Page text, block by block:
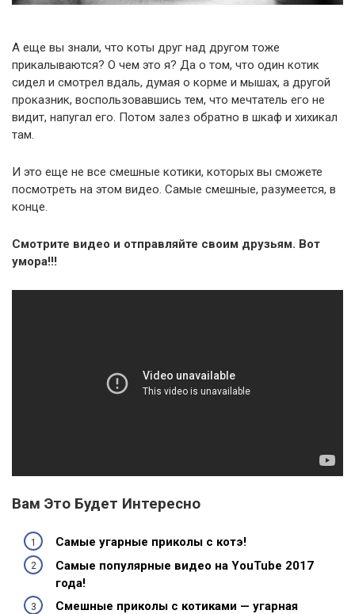
А еще вы знали, что коты друг над другом тоже
прикалываются? О чем это я? Да о том, что один котик
сидел и смотрел вдаль, думая о корме и мышах, а другой
проказник, воспользовавшись тем, что мечтатель его не
видит, напугал его. Потом залез обратно в шкаф и хихикал
там.
И это еще не все смешные котики, которых вы сможете
посмотреть на этом видео. Самые смешные, разумеется, в
конце.
Смотрите видео и отправляйте своим друзьям. Вот
умора!!!
Вам Это Будет Интересно
Самые угарные приколы с котэ!
Самые популярные видео на YouTube 2017
года!
Смешные приколы с котиками — угарная